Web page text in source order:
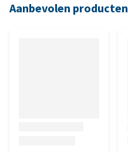
Aanbevolen producten